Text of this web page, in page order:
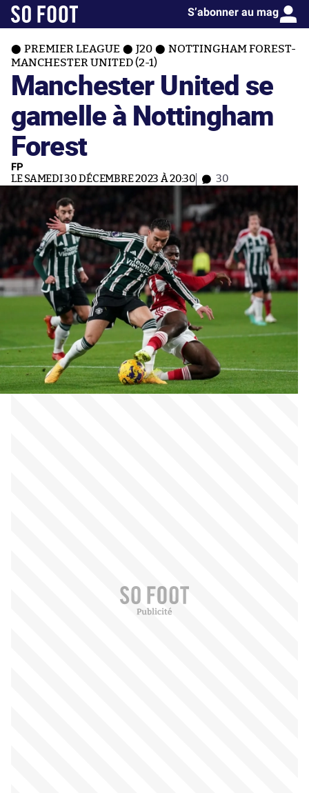
S’abonner au mag
PREMIER LEAGUE J20
NOTTINGHAM FOREST-
MANCHESTER UNITED (2-1)
Manchester United se
gamelle à Nottingham
Forest
FP
LE SAMEDI 30 DÉCEMBRE 2023 À 20:30 30